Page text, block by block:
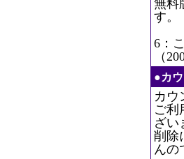
無料
す。
6：
（
●カ
カウ
ご利
ざい
削除
んの